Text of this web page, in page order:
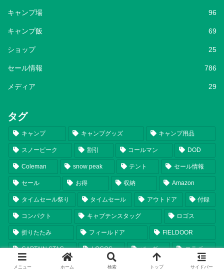
キャンプ場 96
キャンプ飯 69
ショップ 25
セール情報 786
メディア 29
タグ
キャンプ キャンプグッズ キャンプ用品
スノーピーク 割引 コールマン DOD
Coleman snow peak テント セール情報
セール お得 収納 Amazon
タイムセール祭り タイムセール アウトドア 付録
コンパクト キャプテンスタッグ ロゴス
折りたたみ フィールドア FIELDOOR
CAPTAIN STAG LOGOS バッグ コラボ
テーブル ワークマン ディーオーディー Workman
メニュー ホーム 検索 トップ サイドバー